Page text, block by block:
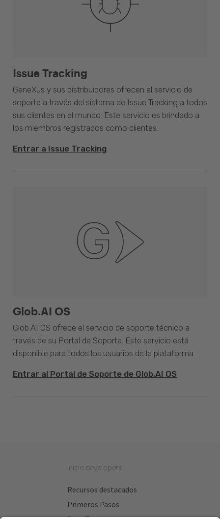
Issue Tracking
GeneXus y sus distribuidores ofrecen el servicio de
soporte a través del sistema de Issue Tracking a todos
sus clientes en el mundo. Este servicio es brindado a
los miembros registrados como clientes.
Entrar a Issue Tracking
Glob.AI OS
Glob.AI OS ofrece el servicio de soporte técnico a
través de su Portal de Soporte. Este servicio está
disponible para todos los usuarios de la plataforma.
Entrar al Portal de Soporte de Glob.AI OS
Inicio developers
Recursos destacados
Primeros Pasos